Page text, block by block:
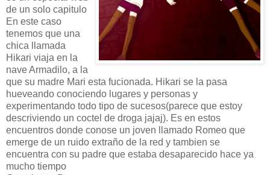
de un solo capitulo
En este caso
tenemos que una
chica llamada
Hikari viaja en la
nave Armadilo, a la
que su madre Mari esta fucionada. Hikari se la pasa
hueveando conociendo lugares y personas y
experimentando todo tipo de sucesos(parece que estoy
descriviendo un coctel de droga jajaj). Es en estos
encuentros donde conose un joven llamado Romeo que
emerge de un ruido extraño de la red y tambien se
encuentra con su padre que estaba desaparecido hace ya
mucho tiempo